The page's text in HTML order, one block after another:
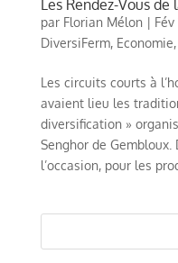
Les Rendez-Vous
par Florian Mélon| Fév
DiversiFerm, Economie,
Les circuits courts à
avaient lieu les
diversification »
Senghor de Gembloux.
l’occasion, pour les